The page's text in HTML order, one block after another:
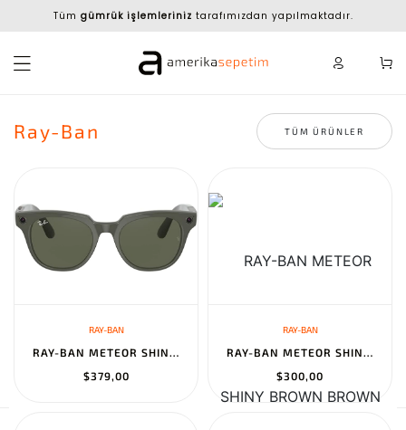
Tüm gümrük işlemleriniz tarafımızdan yapılmaktadır.
Ray-Ban TÜM ÜRÜNLER
RAY-BAN
RAY-BAN METEOR SHINY OLIVE TRANSITIONS G-15 GREEN
$379,00
RAY-BAN
RAY-BAN METEOR SHINY BROWN BROWN GRADIENT
$300,00